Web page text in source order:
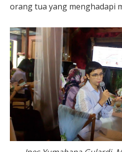
orang tua yang menghadapi